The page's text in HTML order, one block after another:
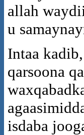
allah
u
Intaa
qarsoona
isdaba